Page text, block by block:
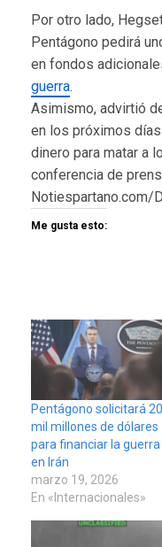
Por otro lado,
Pentágono pedirá
en fondos
guerra.
Asimismo, advirtió
en los próximos
dinero para matar a
conferencia de
Notiespartano.com/
Me gusta esto:
Pentágono solicitará
mil millones de dólares
para financiar la guerra
en Irán
marzo 19, 2026
En «Internacionales»